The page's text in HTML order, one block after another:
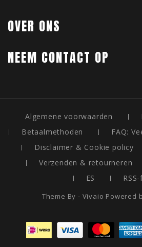
OVER ONS
NEEM CONTACT OP
Algemene voorwaarden
Betaalmethoden
FAQ:
Disclaimer & Cookie policy
Verzenden & retourneren
ES
Theme By - Vivaio Powered